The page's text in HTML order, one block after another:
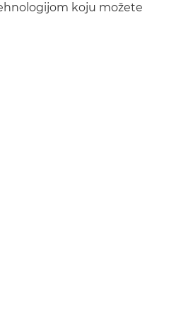
koju možete